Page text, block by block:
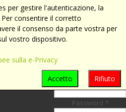
MENU
Accedi
Nome Utente *
Password *
per gestire l'autenticazione, la
consentire il corretto
il consenso da parte vostra per
vostro dispositivo.
sulla e-Privacy
Rifiuto
Accetto